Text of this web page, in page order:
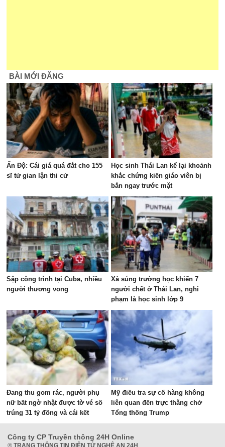
BÀI MỚI ĐĂNG
Ấn Độ: Cái giá quá đắt cho 155
sĩ tử gian lận thi cử
Học sinh Thái Lan kể lại khoảnh
khắc chứng kiến giáo viên bị
bắn ngay trước mặt
Sập công trình tại Cuba, nhiều
người thương vong
Xả súng trường học khiến 7
người chết ở Thái Lan, nghi
phạm là học sinh lớp 9
Đang thu gom rác, người phụ
nữ bất ngờ nhặt được tờ vé số
trúng 31 tỷ đồng và cái kết
Mỹ điều tra sự cố hàng không
liên quan đến trực thăng chở
Tổng thống Trump
Công ty CP Truyền thông 24H Online
® TRANG THÔNG TIN ĐIỆN TỬ NGHỆ AN 24H